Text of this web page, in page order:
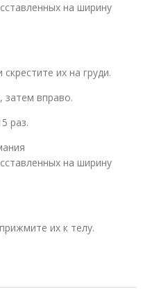
на ширину
их на груди.
затем вправо.
раз.
на ширину
их к телу.